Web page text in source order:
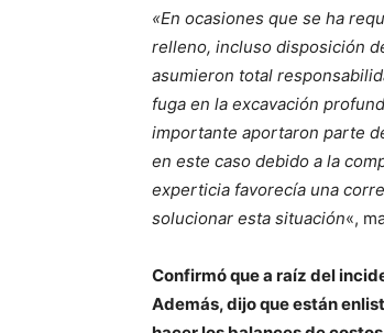
«En ocasiones que se ha
relleno, incluso disposición
asumieron total
fuga en la excavación
importante aportaron parte
en este caso debido a la
experticia favorecía una
solucionar esta situación«,
Confirmó que a raíz del
Además, dijo que están